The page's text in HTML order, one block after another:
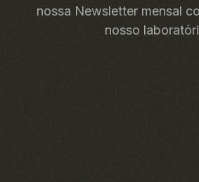
nossa Newsletter mensal
nosso